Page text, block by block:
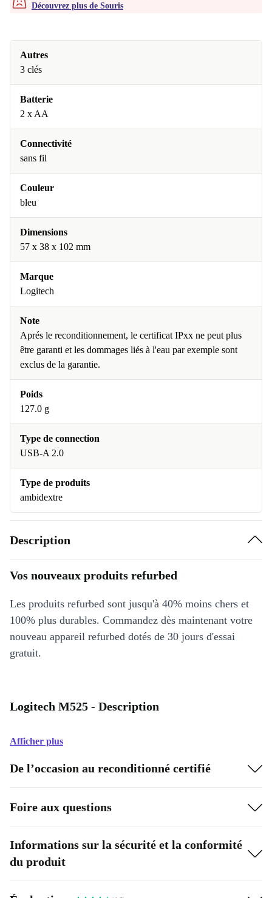
Découvrez plus de Souris
Autres
3 clés
Batterie
2 x AA
Connectivité
sans fil
Couleur
bleu
Dimensions
57 x 38 x 102 mm
Marque
Logitech
Note
Aprés le reconditionnement, le certificat IPxx ne peut plus
être garanti et les dommages liés à l'eau par exemple sont
exclus de la garantie.
Poids
127.0 g
Type de connection
USB-A 2.0
Type de produits
ambidextre
Description
Vos nouveaux produits refurbed
Les produits refurbed sont jusqu'à 40% moins chers et
100% plus durables. Commandez dès maintenant votre
nouveau appareil refurbed dotés de 30 jours d'essai
gratuit.
Logitech M525 - Description
Afficher plus
De l’occasion au reconditionné certifié
Foire aux questions
Informations sur la sécurité et la conformité
du produit